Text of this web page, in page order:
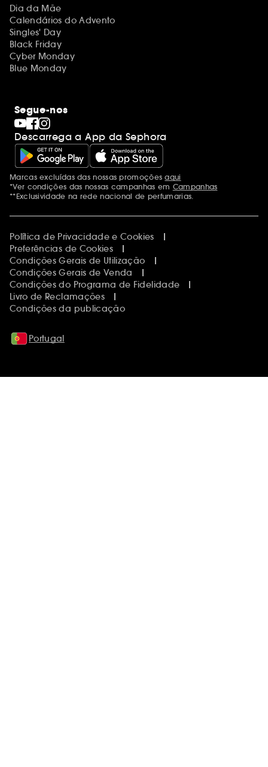
Dia da Mãe
Calendários do Advento
Singles' Day
Black Friday
Cyber Monday
Blue Monday
Segue-nos
Descarrega a App da Sephora
Menções adicionais
Marcas excluídas das nossas promoçõesaqui
*Ver condições das nossas campanhas em Campanhas
**Exclusividade na rede nacional de perfumarias.
Política de Privacidade e Cookies
Preferências de Cookies
Condições Gerais de Utilização
Condições Gerais de Venda
Condições do Programa de Fidelidade
Livro de Reclamações
Condições da publicação
Portugal